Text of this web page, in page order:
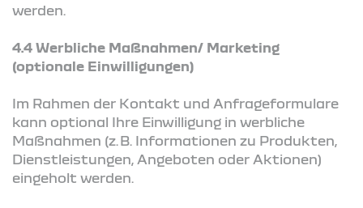
werden.
4.4 Werbliche Maßnahmen/ Marketing
(optionale Einwilligungen)
Im Rahmen der Kontakt und Anfrageformulare
kann optional Ihre Einwilligung in werbliche
Maßnahmen (z. B. Informationen zu Produkten,
Dienstleistungen, Angeboten oder Aktionen)
eingeholt werden.